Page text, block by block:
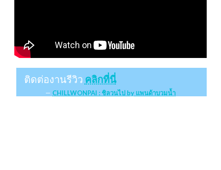
ติดต่องานรีวิว คลิกที่นี่
CHILLWONPAI : ชิลวนไป by แพนด้าบวมน้ำ